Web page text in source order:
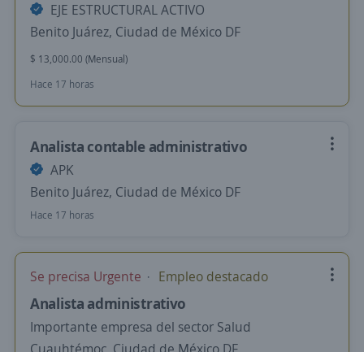
EJE ESTRUCTURAL ACTIVO
Benito Juárez, Ciudad de México DF
$ 13,000.00 (Mensual)
Hace 17 horas
Analista contable administrativo
APK
Benito Juárez, Ciudad de México DF
Hace 17 horas
Se precisa Urgente Empleo destacado
Analista administrativo
Importante empresa del sector Salud